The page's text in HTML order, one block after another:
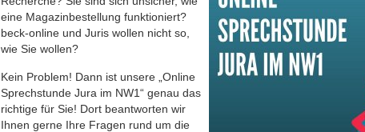
eine Magazinbestellung funktioniert?
beck-online und Juris wollen nicht so,
wie Sie wollen?
Kein Problem! Dann ist unsere „Online
Sprechstunde Jura im NW1“ genau das
richtige für Sie! Dort beantworten wir
Ihnen gerne Ihre Fragen rund um die